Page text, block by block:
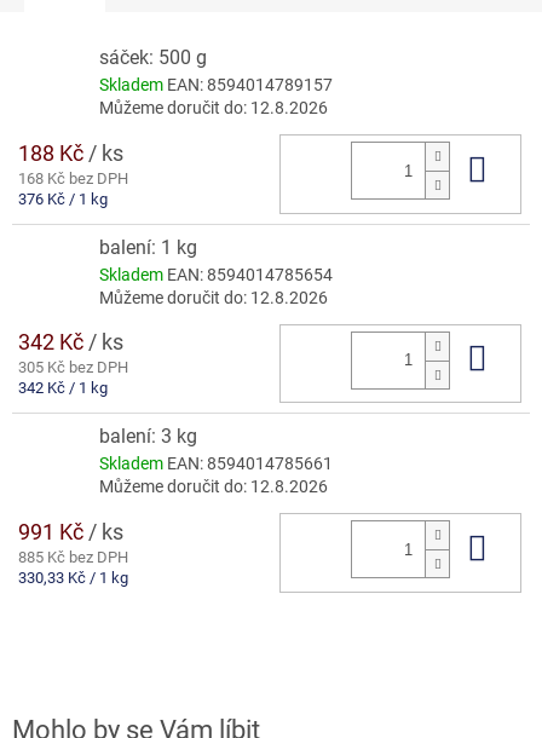
sáček: 500 g
Skladem EAN:8594014789157
Můžeme doručit do: 12.8.2026
188 Kč / ks
168 Kč bez DPH
Měrná
376 Kč / 1 kg
balení: 1 kg
Skladem EAN:8594014785654
Můžeme doručit do: 12.8.2026
342 Kč/ ks
305 Kč bez DPH
Měrná
342 Kč / 1 kg
balení: 3 kg
Skladem EAN:8594014785661
Můžeme doručit do: 12.8.2026
991 Kč / ks
885 Kč bez DPH
Měrná
330,33 Kč / 1 kg